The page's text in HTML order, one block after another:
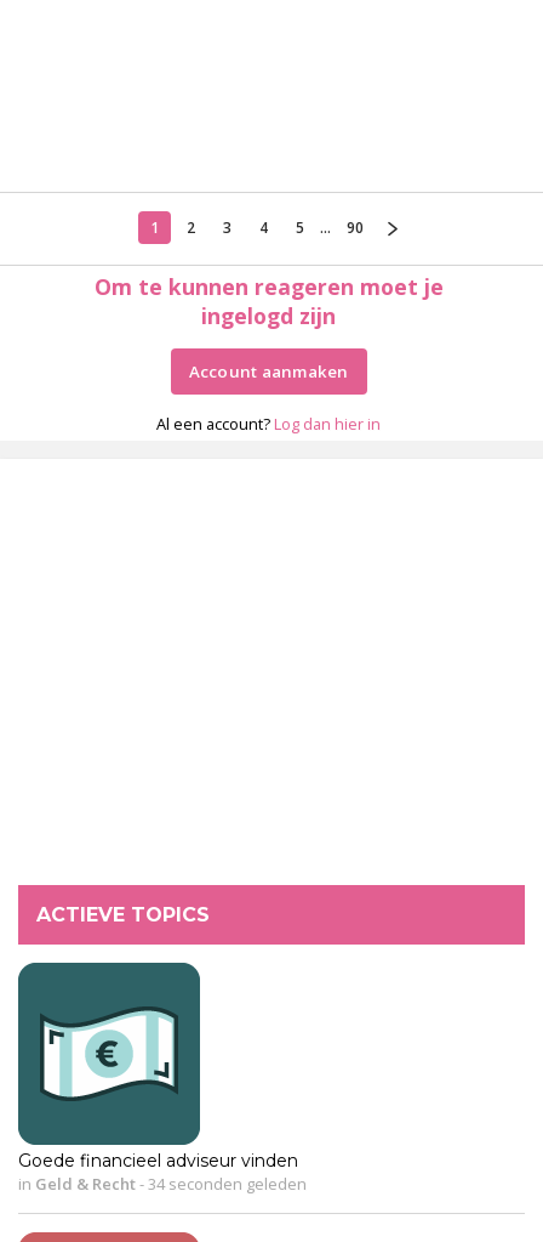
1 2 3 4 5 ... 90
Om te kunnen reageren moet je
ingelogd zijn
Account aanmaken
Al een account? Log dan hier in
ACTIEVE TOPICS
Goede financieel adviseur vinden
in Geld & Recht-34 seconden geleden